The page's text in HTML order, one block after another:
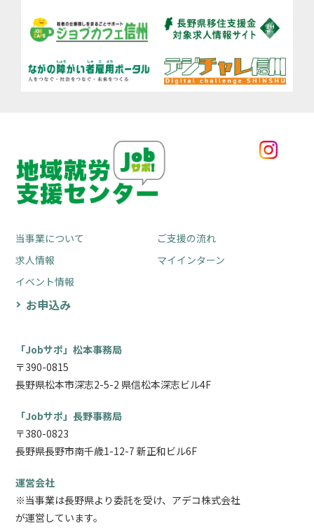
当事業について
ご支援の流れ
求人情報
マイインターン
イベント情報
お申込み
「Jobサポ」松本事務局
〒390-0815
長野県松本市深志2-5-2 県信松本深志ビル4F
「Jobサポ」長野事務局
〒380-0823
長野県長野市南千歳1-12-7 新正和ビル6F
運営会社
※当事業は長野県より委託を受け、アデコ株式会社
が運営しています。